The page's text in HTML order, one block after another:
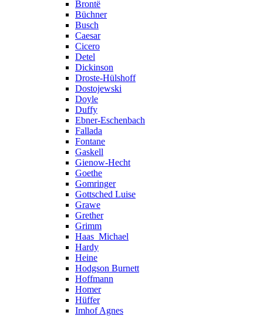
Brontë
Büchner
Busch
Caesar
Cicero
Detel
Dickinson
Droste-Hülshoff
Dostojewski
Doyle
Duffy
Ebner-Eschenbach
Fallada
Fontane
Gaskell
Gienow-Hecht
Goethe
Gomringer
Gottsched Luise
Grawe
Grether
Grimm
Haas_Michael
Hardy
Heine
Hodgson Burnett
Hoffmann
Homer
Hüffer
Imhof Agnes